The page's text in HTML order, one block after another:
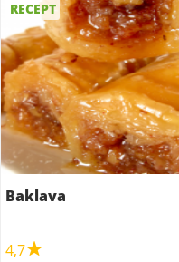
RECEPT
Baklava
4,7